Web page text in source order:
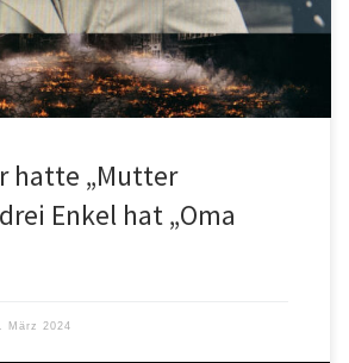
hatte „Mutter
Enkel hat „Oma
März 2024